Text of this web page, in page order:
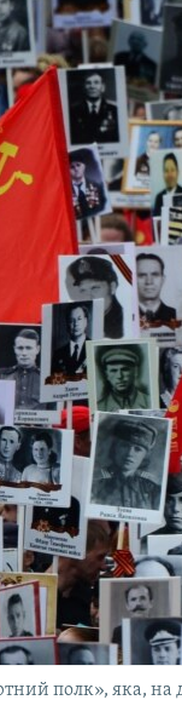
полк», яка, на